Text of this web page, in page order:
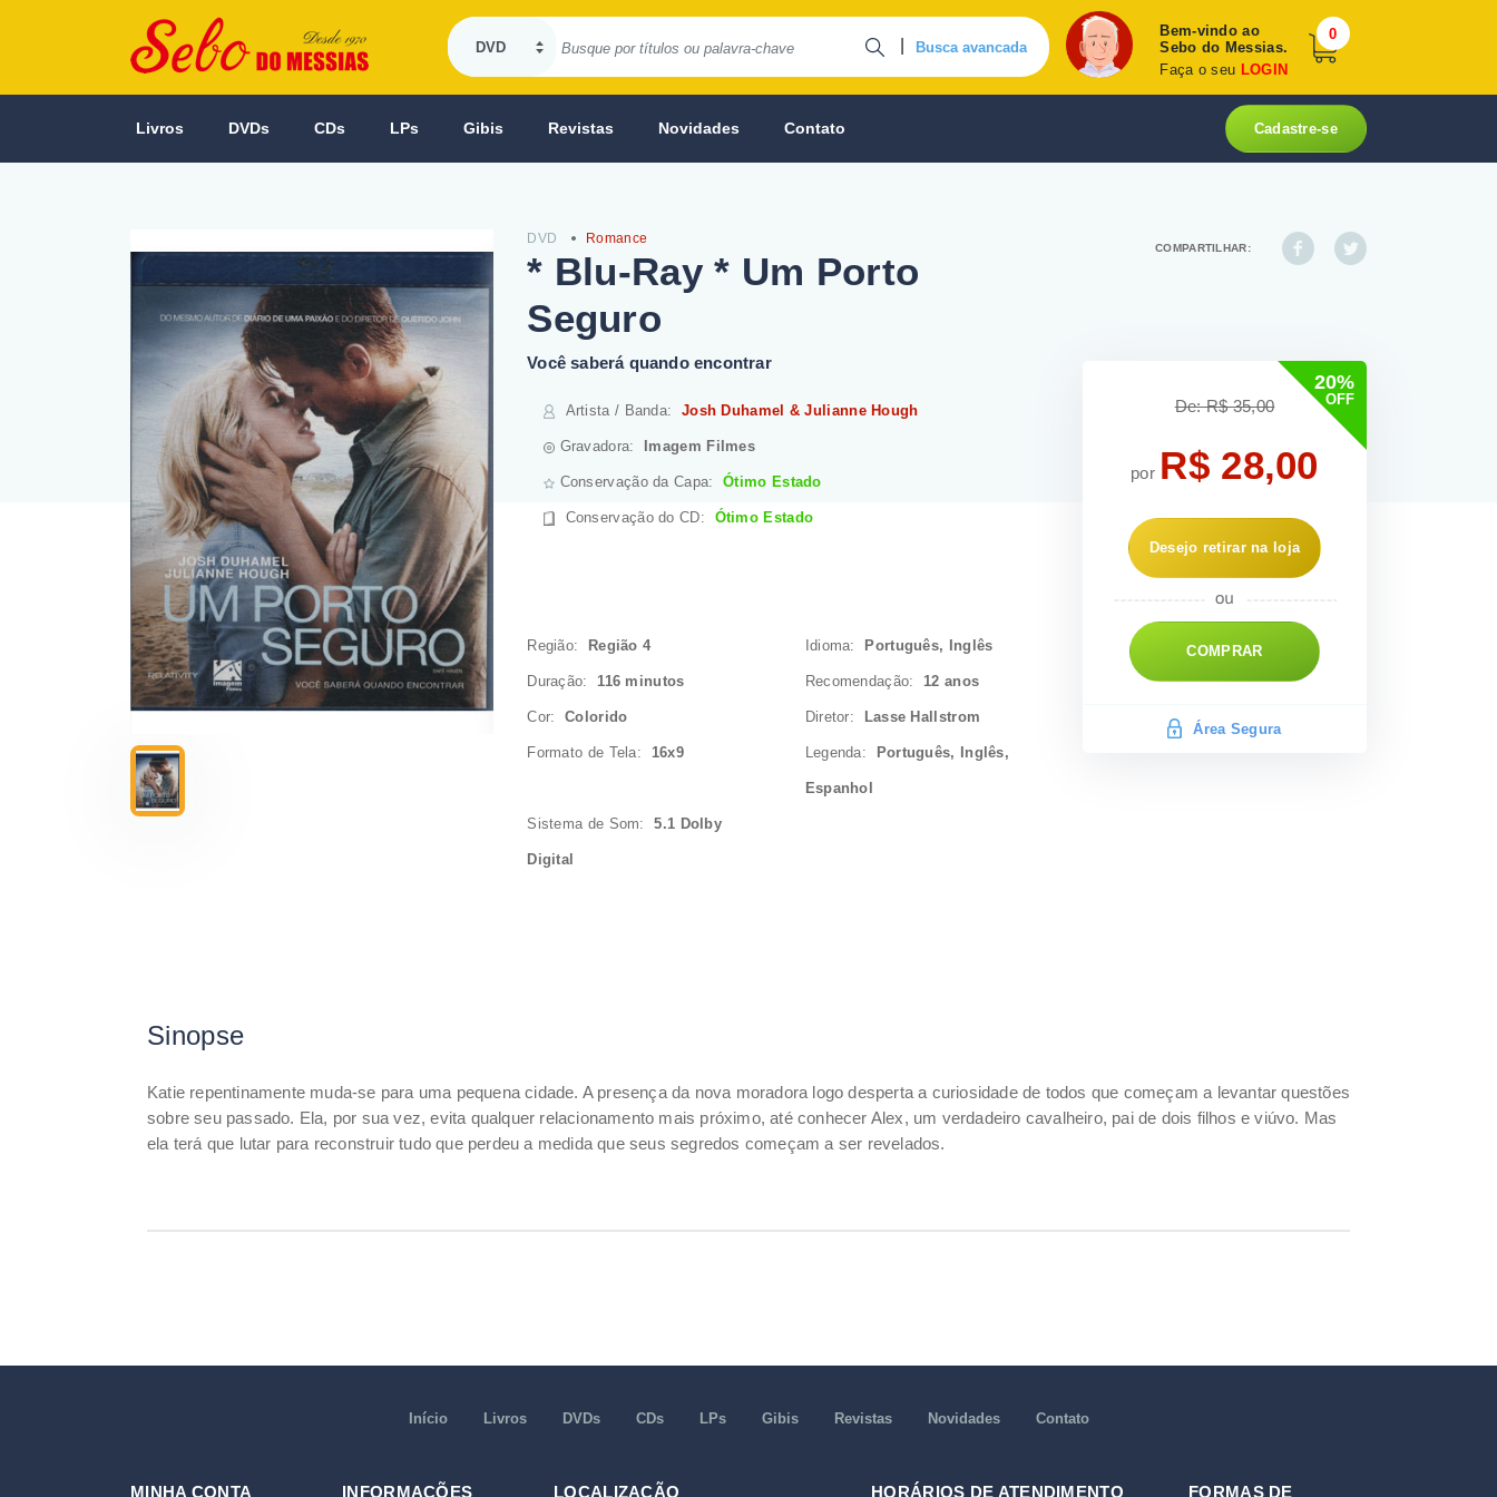
Busca avancada
Bem-vindo ao
Sebo do Messias.
Faça o seu LOGIN
0
Livros DVDs CDs LPs Gibis Revistas Novidades Contato Cadastre-se
DVD Romance
* Blu-Ray * Um Porto
Seguro
Você saberá quando encontrar
Artista / Banda: Josh Duhamel & Julianne Hough
Gravadora: Imagem Filmes
Conservação da Capa:Ótimo Estado
Conservação do CD: Ótimo Estado
Região: Região 4 Idioma: Português, Inglês
Duração:116 minutos Recomendação:12 anos
Cor:Colorido Diretor: Lasse Hallstrom
Formato de Tela: 16x9 Legenda: Português, Inglês,
Espanhol
Sistema de Som:5.1 Dolby
Digital
COMPARTILHAR:
20%
OFF
De: R$ 35,00
por R$ 28,00
Desejo retirar na loja
COMPRAR
Área Segura
Sinopse
Katie repentinamente muda-se para uma pequena cidade. A presença da nova moradora logo desperta a curiosidade de todos que começam a levantar questões
sobre seu passado. Ela, por sua vez, evita qualquer relacionamento mais próximo, até conhecer Alex, um verdadeiro cavalheiro, pai de dois filhos e viúvo. Mas
ela terá que lutar para reconstruir tudo que perdeu a medida que seus segredos começam a ser revelados.
Início Livros DVDs CDs LPs Gibis Revistas Novidades Contato
MINHA CONTA INFORMAÇÕES LOCALIZAÇÃO HORÁRIOS DE ATENDIMENTO FORMAS DE